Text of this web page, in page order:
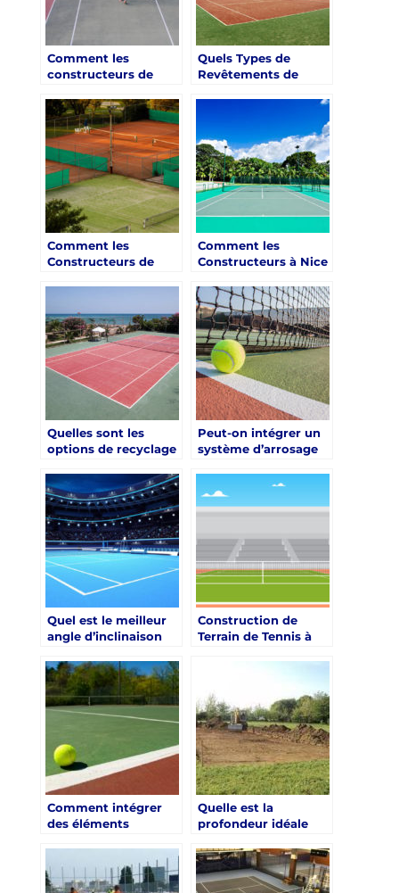
Comment les
constructeurs de
Nice gèrent-ils les
projets en zone
urbaine dense ?
Quels Types de
Revêtements de
les Constructeurs de
Nice?
Comment les
Constructeurs de
Conformité aux
Normes
Internationales ?
Comment les
Constructeurs à Nice
Terrains de Tennis
pour des Tournois
Spécifiques ?
Quelles sont les
options de recyclage
constructeurs de
terrain de tennis à
Nice ?
Peut-on intégrer un
système d’arrosage
la construction d’un
court de tennis à
Nice?
Quel est le meilleur
angle d’inclinaison
tennis construit à
Nice ?
Construction de
Terrain de Tennis à
Comment intégrer
des éléments
court de tennis à
Nice ?
Quelle est la
profondeur idéale
d’un court de tennis
à Nice ?